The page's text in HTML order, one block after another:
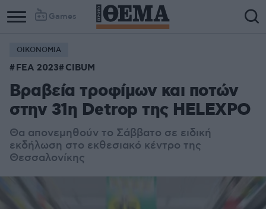
Games
ΟΙΚΟΝΟΜΙΑ
FEA 2023 CIBUM
Βραβεία τροφίμων και ποτών
στην 31η Detrop της HELEXPO
Θα απονεμηθούν το Σάββατο σε ειδική
εκδήλωση στο εκθεσιακό κέντρο της
Θεσσαλονίκης